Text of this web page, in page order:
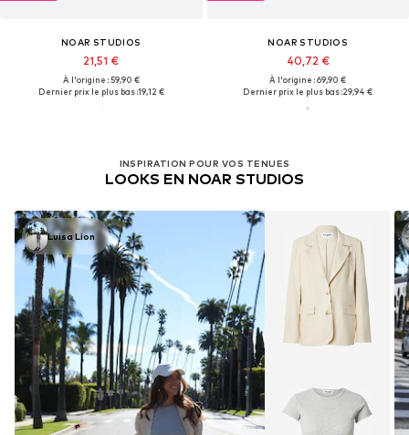
NOAR STUDIOS
21,51 €
À l'origine : 59,90 €
Dernier prix le plus bas :19,12 €
NOAR STUDIOS
40,72 €
À l'origine : 69,90 €
Dernier prix le plus bas :29,94 €
INSPIRATION POUR VOS TENUES
LOOKS EN NOAR STUDIOS
Luisa Lion